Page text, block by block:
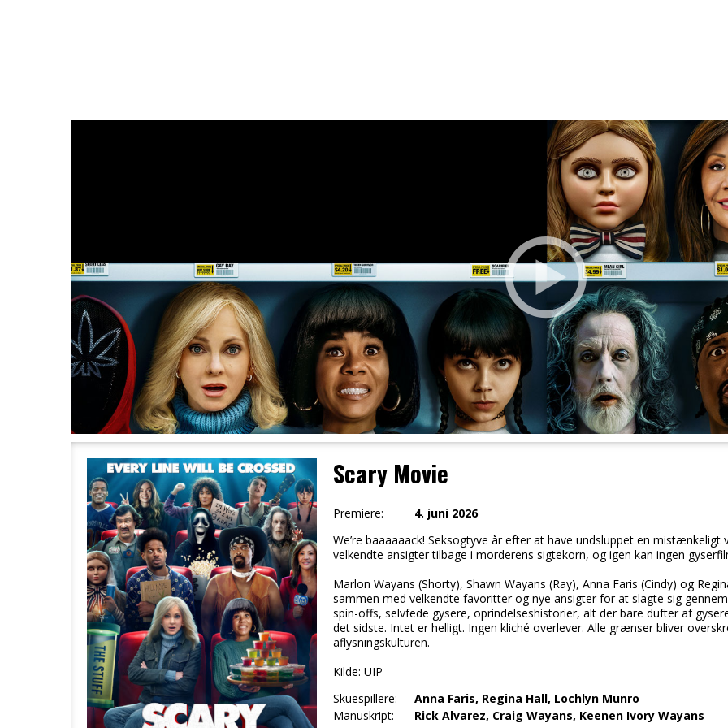
Scary Movie
Premiere:
4. juni 2026
We’re baaaaaack! Seksogtyve år efter at have undsluppet en
velkendte ansigter tilbage i morderens sigtekorn, og igen kan ingen
Marlon Wayans (Shorty), Shawn Wayans (Ray), Anna Faris (Cindy) og
sammen med velkendte favoritter og nye ansigter for at slagte sig
spin-offs, selvfede gysere, oprindelseshistorier, alt der bare dufter af
det sidste. Intet er helligt. Ingen kliché overlever. Alle grænser bliver
aflysningskulturen.
Kilde: UIP
Skuespillere:
Anna Faris, Regina Hall, Lochlyn Munro
Manuskript:
Rick Alvarez, Craig Wayans, Keenen Ivory Wayans